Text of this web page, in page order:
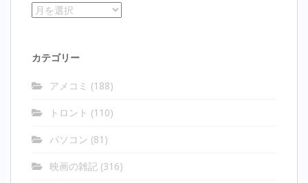
Archive
カテゴリー
アメコミ (188)
トロント (110)
パソコン (81)
映画の雑記 (316)